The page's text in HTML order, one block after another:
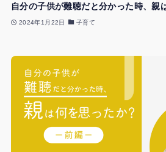
自分の子供が難聴だと分かった時、親
2024年1月22日 子育て